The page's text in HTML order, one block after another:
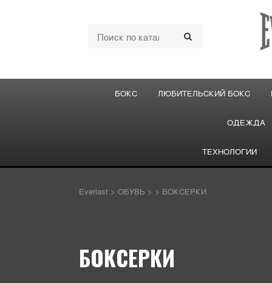
БОКС ЛЮБИТЕЛЬСКИЙ БОКС
ОДЕЖДА
ТЕХНОЛОГИИ
Everlast > ОБУВЬ > > БОКСЕРКИ
БОКСЕРКИ